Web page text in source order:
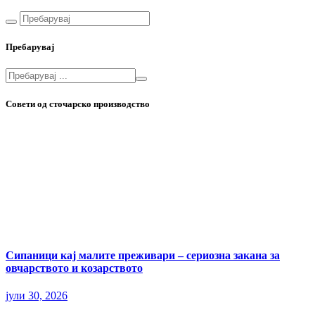
Пребарувај
Совети од сточарско производство
Сипаници кај малите преживари – сериозна закана за
овчарството и козарството
јули 30, 2026